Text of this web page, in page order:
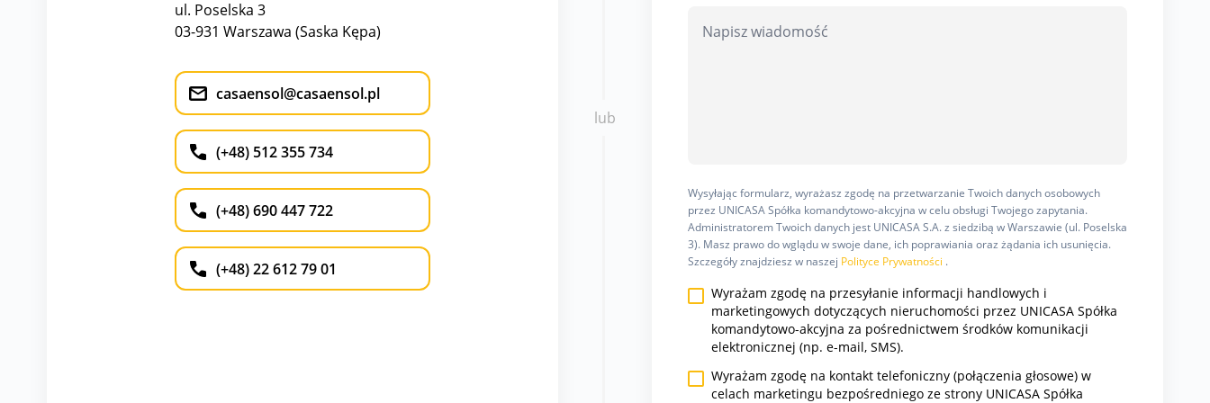
ul. Poselska 3
03-931 Warszawa (Saska Kępa)
casaensol@casaensol.pl
(+48) 512 355 734
(+48) 690 447 722
(+48) 22 612 79 01
lub
Wysyłając formularz, wyrażasz zgodę na przetwarzanie Twoich danych osobowych
przez UNICASA Spółka komandytowo-akcyjna w celu obsługi Twojego zapytania.
Administratorem Twoich danych jest UNICASA S.A. z siedzibą w Warszawie (ul. Poselska
3). Masz prawo do wglądu w swoje dane, ich poprawiania oraz żądania ich usunięcia.
Szczegóły znajdziesz w naszej Polityce Prywatności .
Wyrażam zgodę na przesyłanie informacji handlowych i
marketingowych dotyczących nieruchomości przez UNICASA Spółka
komandytowo-akcyjna za pośrednictwem środków komunikacji
elektronicznej (np. e-mail, SMS).
Wyrażam zgodę na kontakt telefoniczny (połączenia głosowe) w
celach marketingu bezpośredniego ze strony UNICASA Spółka